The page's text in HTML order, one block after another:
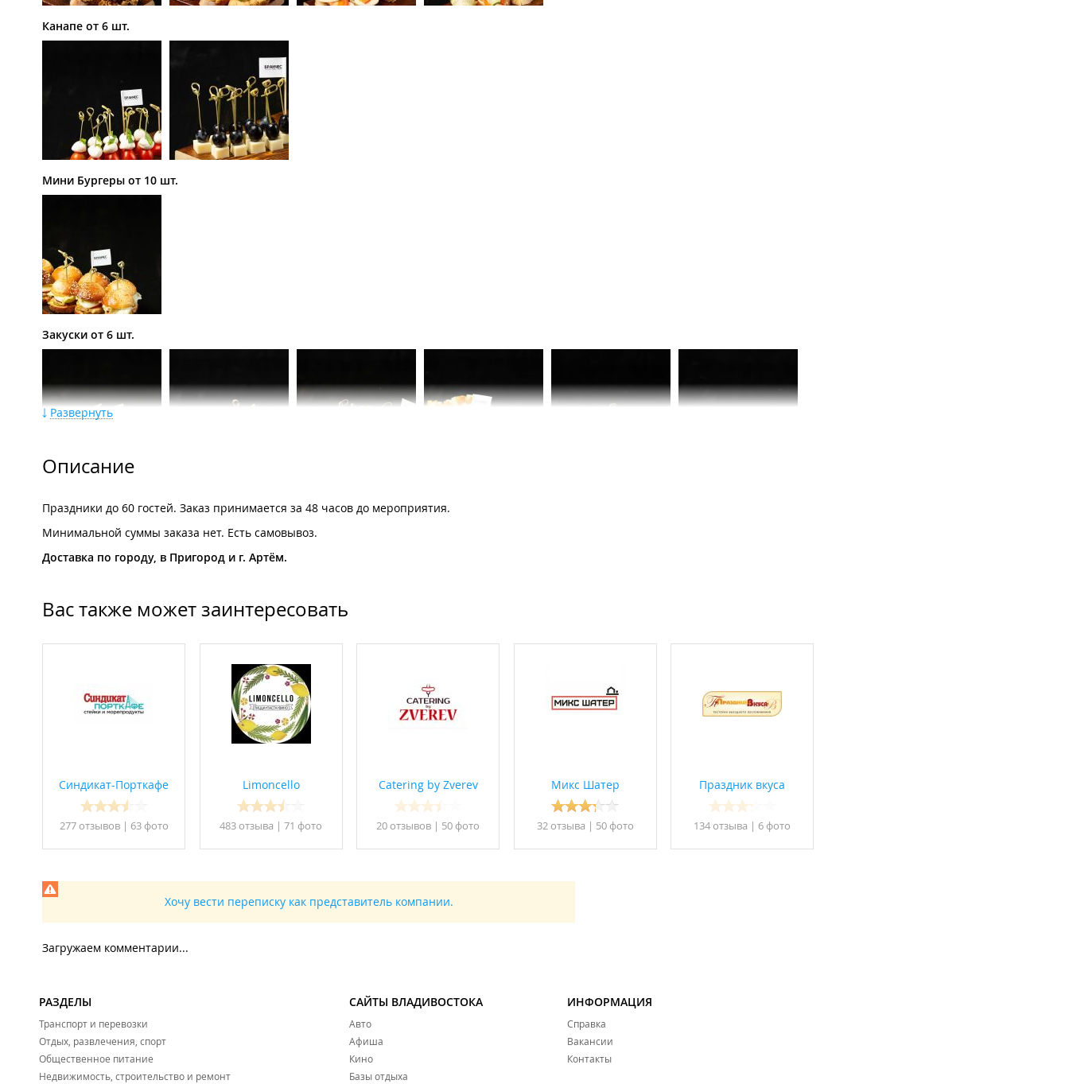
Канапе от 6 шт.
Мини Бургеры от 10 шт.
Закуски от 6 шт.
Мини сэндвичи от 8 шт.
Ассорти
Зимнее праздничное меню
Развернуть
Описание
Праздники до 60 гостей. Заказ принимается за 48 часов до мероприятия.
Минимальной суммы заказа нет. Есть самовывоз.
Доставка по городу, в Пригород и г. Артём.
Вас также может заинтересовать
Синдикат-Порткафе
277 отзывов| 63 фото
Limoncello
483 отзывa | 71 фото
Catering by Zverev
20 отзывов | 50 фото
Микс Шатер
32 отзывa | 50 фото
Праздник вкуса
134 отзывa | 6 фото
Хочу вести переписку как представитель компании.
Загружаем комментарии...
РАЗДЕЛЫ
Транспорт и перевозки
Отдых, развлечения, спорт
Общественное питание
Недвижимость, строительство и ремонт
САЙТЫ ВЛАДИВОСТОКА
Авто
Афиша
Кино
Базы отдыха
ИНФОРМАЦИЯ
Справка
Вакансии
Контакты